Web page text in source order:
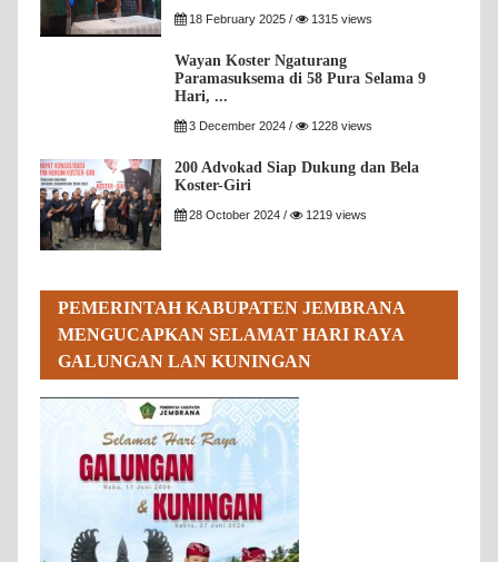
18 February 2025 / 1315 views
Wayan Koster Ngaturang
Paramasuksema di 58 Pura Selama 9
Hari, ...
3 December 2024 / 1228 views
200 Advokad Siap Dukung dan Bela
Koster-Giri
28 October 2024 / 1219 views
PEMERINTAH KABUPATEN JEMBRANA
MENGUCAPKAN SELAMAT HARI RAYA
GALUNGAN LAN KUNINGAN